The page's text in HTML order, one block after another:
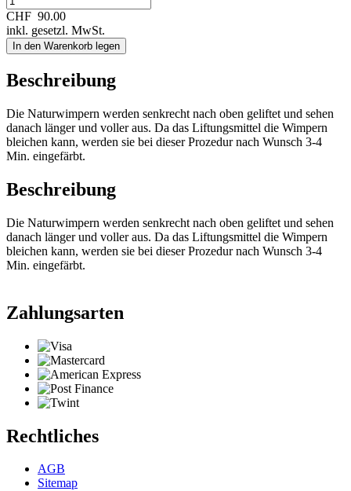
CHF 90.00
inkl. gesetzl. MwSt.
In den Warenkorb legen
Beschreibung
Die Naturwimpern werden senkrecht nach oben geliftet und sehen
danach länger und voller aus. Da das Liftungsmittel die Wimpern
bleichen kann, werden sie bei dieser Prozedur nach Wunsch 3-4
Min. eingefärbt.
Beschreibung
Die Naturwimpern werden senkrecht nach oben geliftet und sehen
danach länger und voller aus. Da das Liftungsmittel die Wimpern
bleichen kann, werden sie bei dieser Prozedur nach Wunsch 3-4
Min. eingefärbt.
Zahlungsarten
Rechtliches
AGB
Sitemap